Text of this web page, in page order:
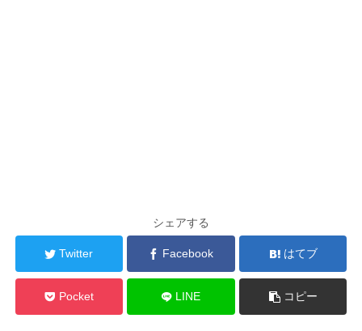
シェアする
Twitter Facebook はてブ
Pocket LINE コピー